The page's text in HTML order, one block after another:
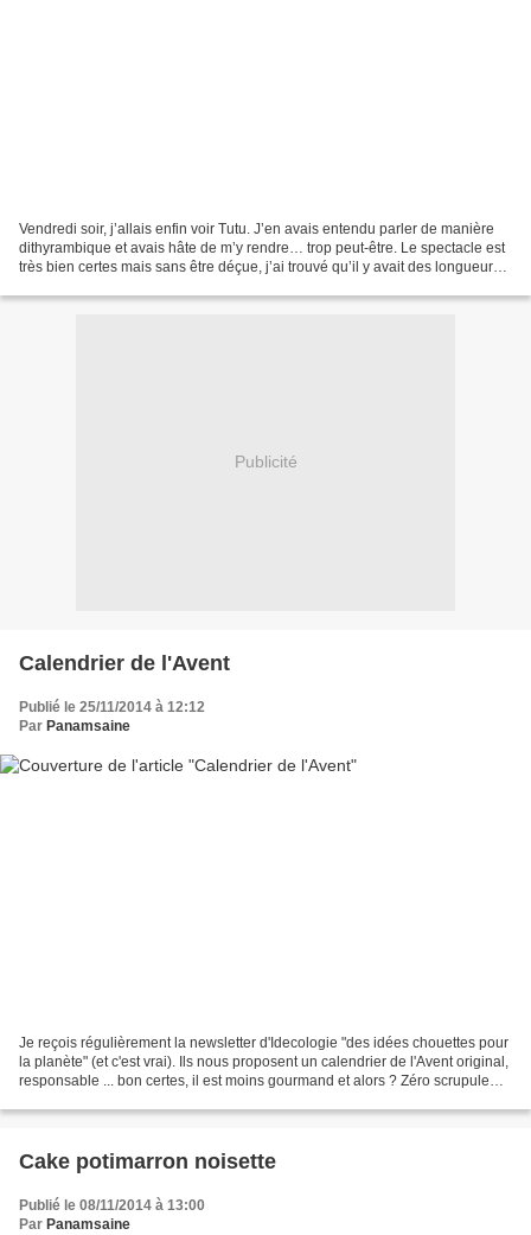
Vendredi soir, j’allais enfin voir Tutu. J’en avais entendu parler de manière
dithyrambique et avais hâte de m’y rendre… trop peut-être. Le spectacle est
très bien certes mais sans être déçue, j’ai trouvé qu’il y avait des longueurs.
Publicité
Calendrier de l'Avent
Publié le 25/11/2014 à 12:12
Par Panamsaine
Je reçois régulièrement la newsletter d'Idecologie "des idées chouettes pour
la planète" (et c'est vrai). Ils nous proposent un calendrier de l'Avent original,
responsable ... bon certes, il est moins gourmand et alors ? Zéro scrupule
Cake potimarron noisette
Publié le 08/11/2014 à 13:00
Par Panamsaine